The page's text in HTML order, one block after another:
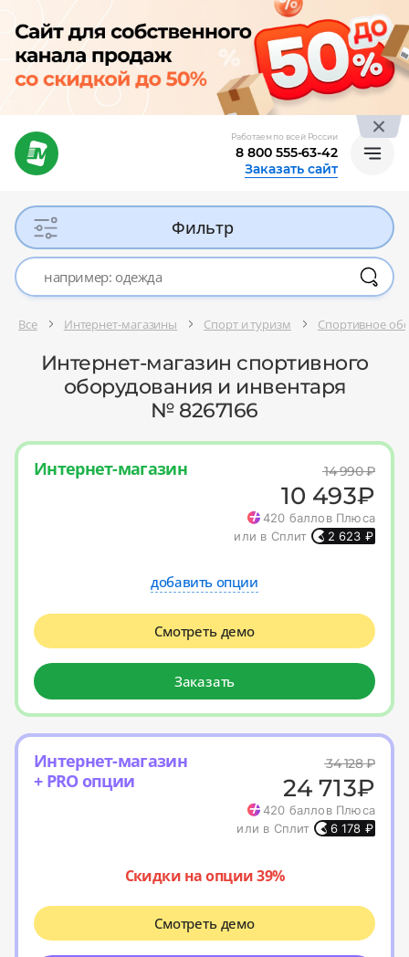
Работаем по всей России
8 800 555-63-42
Заказать сайт
Фильтр
Все Интернет-магазины Спорт и туризм Спортивное
Интернет-магазин спортивного
оборудования и инвентаря
№ 8267166
Интернет-магазин 14 990₽
10 493₽
420 баллов Плюса
или в Сплит
2 623 ₽
добавить опции
Смотреть демо
Заказать
Интернет-магазин
+ PRO опции
34 128₽
24 713₽
420 баллов Плюса
или в Сплит
6 178 ₽
Скидки на опции 39%
Смотреть демо